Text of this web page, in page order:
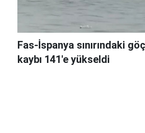
Fas-İspanya sınırındaki
kaybı 141'e yükseldi